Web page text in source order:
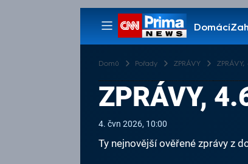
Domácí
Pořady
Domů Pořady ZPRÁVY ZPRÁVY,
ZPRÁVY,
4. čvn 2026, 10:00
Ty nejnovější ověřené zprávy z